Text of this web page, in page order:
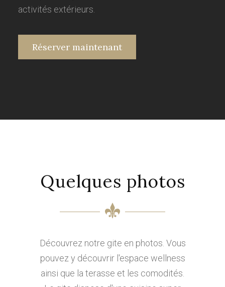
activités extérieurs.
Réserver maintenant
Quelques photos
Découvrez notre gite en photos. Vous
pouvez y découvrir l'espace wellness
ainsi que la terasse et les comodités.